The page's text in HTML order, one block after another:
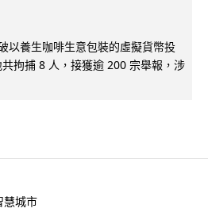
以養生咖啡生意包裝的虛擬貨幣投
拘捕 8 人，接獲逾 200 宗舉報，涉
慧城市